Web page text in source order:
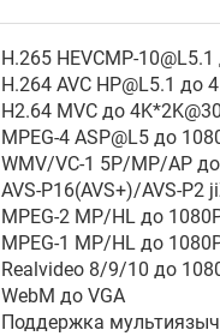
H.265 HEVCMP-
H.264 AVC HP@L5.1 до
H2.64 MVC до
MPEG-4 ASP@L5 до
WMV/VC-1 5P/MP/AP
AVS-P16(AVS+)/AVS-P2
MPEG-2 MP/HL до
MPEG-1 MP/HL до
Realvideo 8/9/10 до
WebM до VGA
Поддержка